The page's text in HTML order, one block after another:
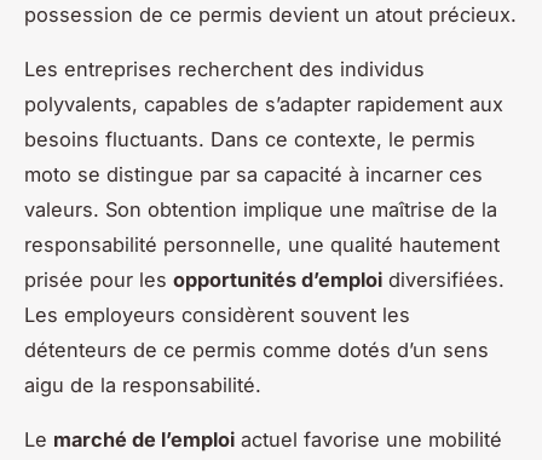
possession de ce permis devient un atout précieux.
Les entreprises recherchent des individus
polyvalents, capables de s’adapter rapidement aux
besoins fluctuants. Dans ce contexte, le permis
moto se distingue par sa capacité à incarner ces
valeurs. Son obtention implique une maîtrise de la
responsabilité personnelle, une qualité hautement
prisée pour les opportunités d’emploi diversifiées.
Les employeurs considèrent souvent les
détenteurs de ce permis comme dotés d’un sens
aigu de la responsabilité.
Le marché de l’emploi actuel favorise une mobilité